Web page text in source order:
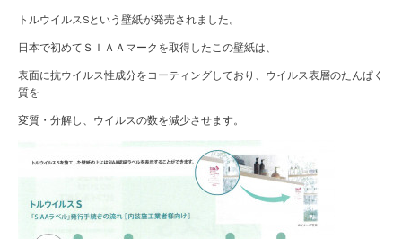
トルウイルスSという壁紙が発売されました。
日本で初めてＳＩＡＡマークを取得したこの壁紙は、
表面に抗ウイルス性成分をコーティングしており、ウイルス表層のたんぱく
質を
変質・分解し、ウイルスの数を減少させます。